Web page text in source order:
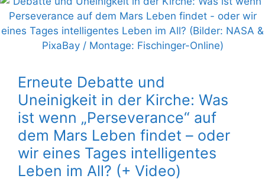
Erneute Debatte und
Uneinigkeit in der Kirche: Was
ist wenn „Perseverance“ auf
dem Mars Leben findet – oder
wir eines Tages intelligentes
Leben im All? (+ Video)